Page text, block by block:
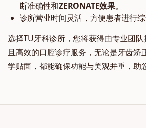
断准确性和ZERONATE效果。
诊所营业时间灵活，方便患者进行综
选择TU牙科诊所，您将获得由专业团
且高效的口腔诊疗服务，无论是牙齿矫
学贴面，都能确保功能与美观并重，助